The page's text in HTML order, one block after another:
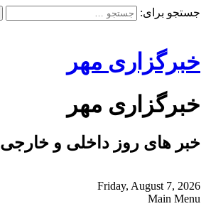
جستجو برای:
خبرگزاری مهر
خبرگزاری مهر
خبر های روز داخلی و خارجی
Friday, August 7, 2026
Main Menu